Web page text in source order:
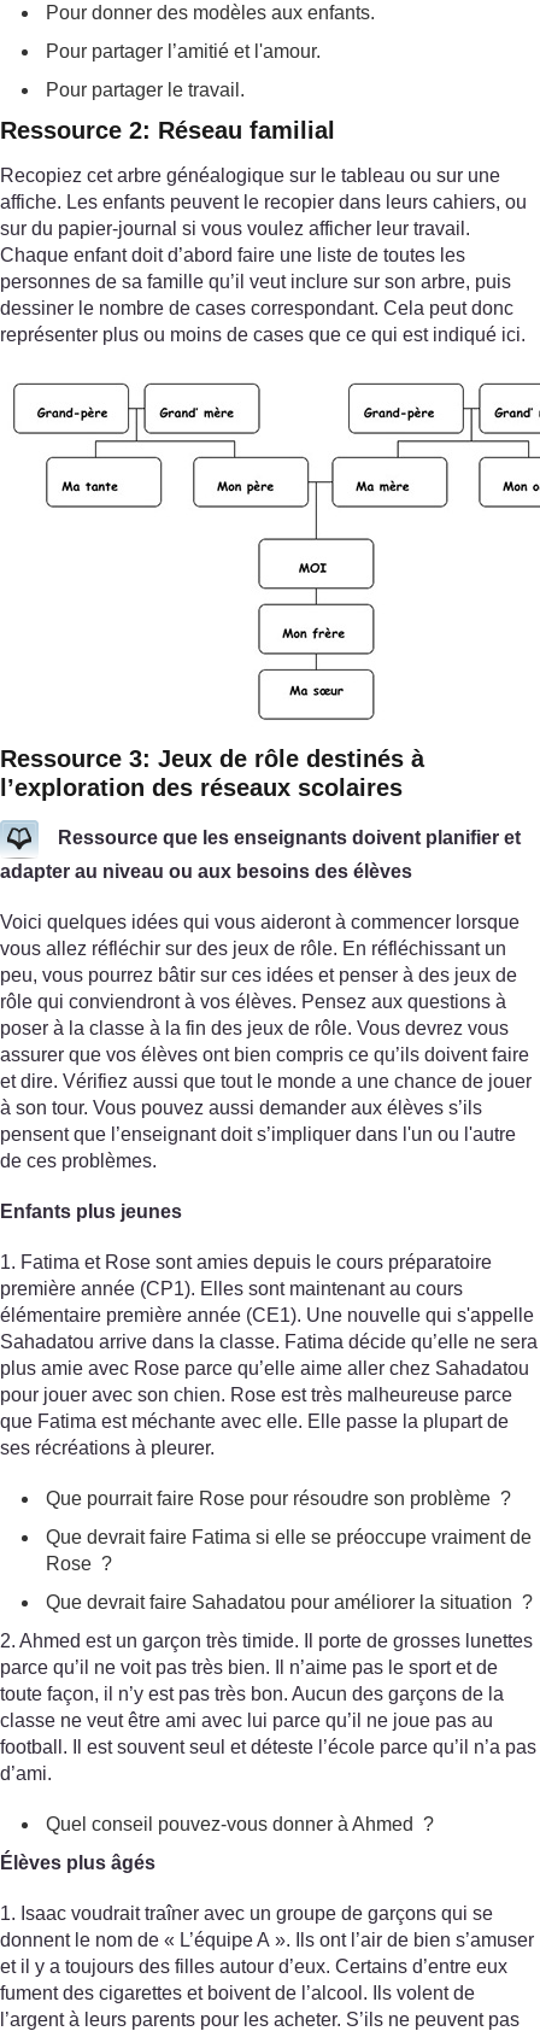
Pour donner des modèles aux enfants.
Pour partager l’amitié et l'amour.
Pour partager le travail.
Ressource 2: Réseau familial
Recopiez cet arbre généalogique sur le tableau ou sur une
affiche. Les enfants peuvent le recopier dans leurs cahiers, ou
sur du papier-journal si vous voulez afficher leur travail.
Chaque enfant doit d’abord faire une liste de toutes les
personnes de sa famille qu’il veut inclure sur son arbre, puis
dessiner le nombre de cases correspondant. Cela peut donc
représenter plus ou moins de cases que ce qui est indiqué ici.
Ressource 3: Jeux de rôle destinés à
l’exploration des réseaux scolaires
Ressource que les enseignants doivent planifier et
adapter au niveau ou aux besoins des élèves
Voici quelques idées qui vous aideront à commencer lorsque
vous allez réfléchir sur des jeux de rôle. En réfléchissant un
peu, vous pourrez bâtir sur ces idées et penser à des jeux de
rôle qui conviendront à vos élèves. Pensez aux questions à
poser à la classe à la fin des jeux de rôle. Vous devrez vous
assurer que vos élèves ont bien compris ce qu’ils doivent faire
et dire. Vérifiez aussi que tout le monde a une chance de jouer
à son tour. Vous pouvez aussi demander aux élèves s’ils
pensent que l’enseignant doit s’impliquer dans l'un ou l'autre
de ces problèmes.
Enfants plus jeunes
1. Fatima et Rose sont amies depuis le cours préparatoire
première année (CP1). Elles sont maintenant au cours
élémentaire première année (CE1). Une nouvelle qui s'appelle
Sahadatou arrive dans la classe. Fatima décide qu’elle ne sera
plus amie avec Rose parce qu’elle aime aller chez Sahadatou
pour jouer avec son chien. Rose est très malheureuse parce
que Fatima est méchante avec elle. Elle passe la plupart de
ses récréations à pleurer.
Que pourrait faire Rose pour résoudre son problème ?
Que devrait faire Fatima si elle se préoccupe vraiment de
Rose ?
Que devrait faire Sahadatou pour améliorer la situation ?
2. Ahmed est un garçon très timide. Il porte de grosses lunettes
parce qu’il ne voit pas très bien. Il n’aime pas le sport et de
toute façon, il n’y est pas très bon. Aucun des garçons de la
classe ne veut être ami avec lui parce qu’il ne joue pas au
football. Il est souvent seul et déteste l’école parce qu’il n’a pas
d’ami.
Quel conseil pouvez-vous donner à Ahmed ?
Élèves plus âgés
1. Isaac voudrait traîner avec un groupe de garçons qui se
donnent le nom de « L’équipe A ». Ils ont l’air de bien s’amuser
et il y a toujours des filles autour d’eux. Certains d’entre eux
fument des cigarettes et boivent de l’alcool. Ils volent de
l’argent à leurs parents pour les acheter. S’ils ne peuvent pas